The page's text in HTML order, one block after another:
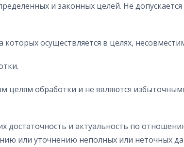
и законных целей. Не
осуществляется в целях,
целям обработки и не являются
достаточность и актуальность по
или уточнению неполных или неточных